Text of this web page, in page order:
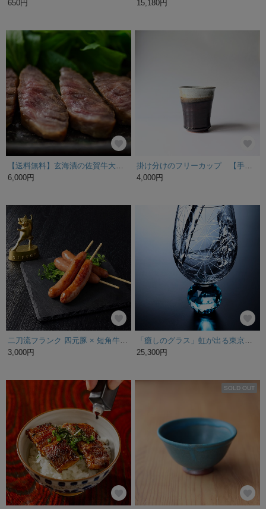
650円
15,180円
6,000円
4,000円
3,000円
25,300円
SOLD OUT